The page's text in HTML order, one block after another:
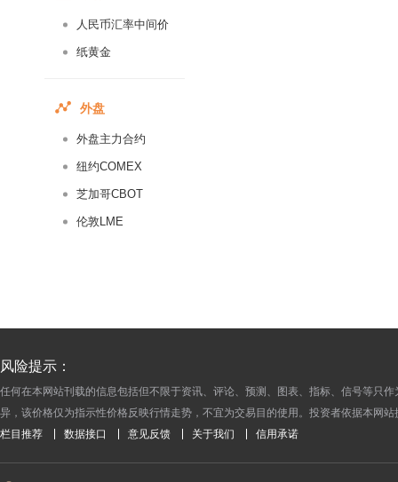
人民币汇率中间价
纸黄金
外盘
外盘主力合约
纽约COMEX
芝加哥CBOT
伦敦LME
2015-04-29
2015-04-25
2015-04-24
风险提示：
任何在本网站刊载的信息包括但不限于资讯、评论、预测、图表、指标、信号等只
异，该价格仅为指示性价格反映行情走势，不宜为交易目的使用。投资者依据本网
栏目推荐 数据接口 意见反馈 关于我们 信用承诺